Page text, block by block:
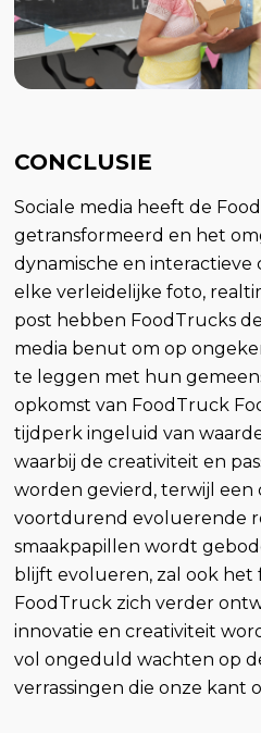
CONCLUSIE
Sociale media heeft de
getransformeerd en het
dynamische en interactieve
elke verleidelijke foto,
post hebben FoodTrucks
media benut om op
te leggen met hun
opkomst van FoodTruck
tijdperk ingeluid van
waarbij de creativiteit en
worden gevierd, terwijl een
voortdurend evoluerende
smaakpapillen wordt
blijft evolueren, zal ook het
FoodTruck zich verder
innovatie en creativiteit
vol ongeduld wachten op
verrassingen die onze kant